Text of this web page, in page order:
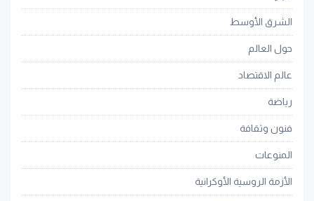
الشرق الأوسط
حول العالم
عالم الاقتصاد
رياضة
فنون وثقافة
المنوعات
الأزمة الروسية الأوكرانية